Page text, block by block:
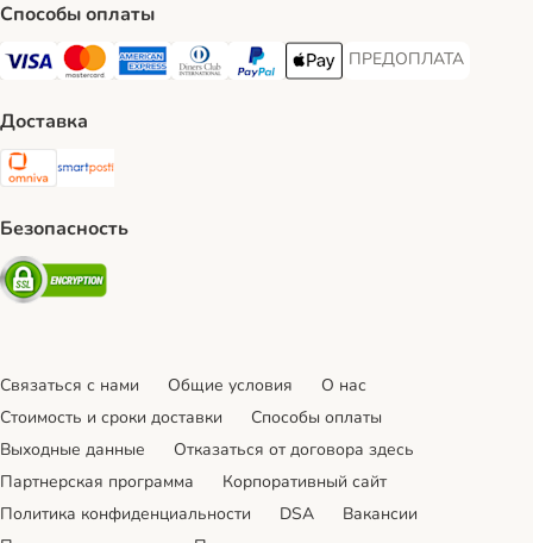
Способы оплаты
Visa Payment Method
Mastercard Payment Method
American Express Payment Method
Diners Club Payment Method
PayPal Payment Method
Apple Pay Payment Method
ПРЕДОПЛАТА
ПРЕДОПЛАТА
Доставка
Omniva Shipping Method
SmartPosti Shipping Method
Безопасность
Security
Связаться с нами Общие условия
О нас
Стоимость и сроки доставки
Cпособы оплаты
Выходные данные
Отказаться от договора здесь
Партнерская программа
Корпоративный сайт
Политика конфиденциальности
DSA
Вакансии